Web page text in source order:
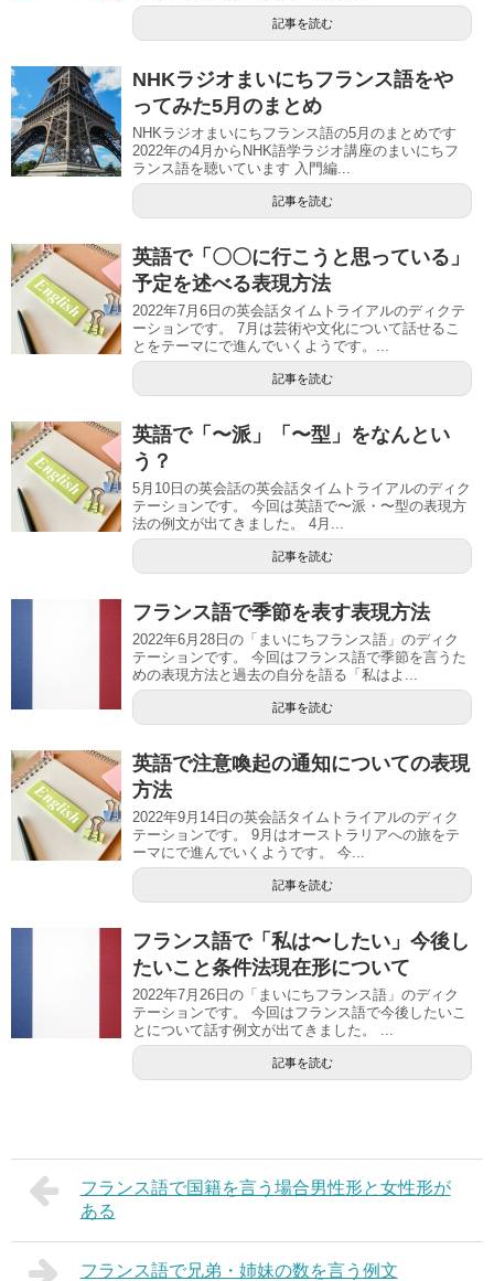
記事を読む
NHKラジオまいにちフランス語をや
ってみた5月のまとめ
NHKラジオまいにちフランス語の5月のまとめです
2022年の4月からNHK語学ラジオ講座のまいにちフ
ランス語を聴いています 入門編...
記事を読む
英語で「〇〇に行こうと思っている」
予定を述べる表現方法
2022年7月6日の英会話タイムトライアルのディクテ
ーションです。 7月は芸術や文化について話せるこ
とをテーマにで進んでいくようです。...
記事を読む
英語で「〜派」「〜型」をなんとい
う？
5月10日の英会話の英会話タイムトライアルのディク
テーションです。 今回は英語で〜派・〜型の表現方
法の例文が出てきました。 4月...
記事を読む
フランス語で季節を表す表現方法
2022年6月28日の「まいにちフランス語」のディク
テーションです。 今回はフランス語で季節を言うた
めの表現方法と過去の自分を語る「私はよ...
記事を読む
英語で注意喚起の通知についての表現
方法
2022年9月14日の英会話タイムトライアルのディク
テーションです。 9月はオーストラリアへの旅をテ
ーマにで進んでいくようです。 今...
記事を読む
フランス語で「私は〜したい」今後し
たいこと条件法現在形について
2022年7月26日の「まいにちフランス語」のディク
テーションです。 今回はフランス語で今後したいこ
とについて話す例文が出てきました。 ...
記事を読む
フランス語で国籍を言う場合男性形と女性形が
ある
フランス語で兄弟・姉妹の数を言う例文